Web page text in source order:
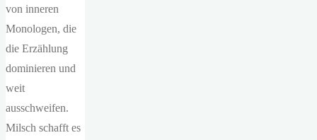
von inneren
Monologen, die
die Erzählung
dominieren und
weit
ausschweifen.
Milsch schafft es